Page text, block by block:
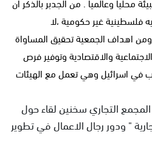
غير حكومية ،لا
ومن اهداف الجمعية تحقيق المساواة
والاقتصادية وتوفير فرص
في اسرائيل وهي تعمل مع الهيئات
التجاري سخنين لقاء حول
" ودور رجال الاعمال في تطوير